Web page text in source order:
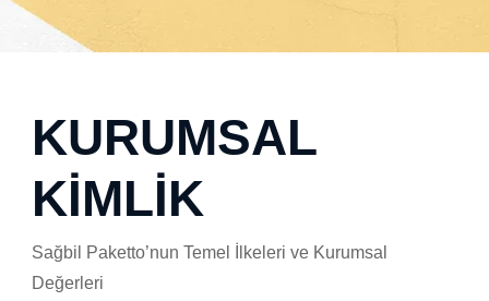
KURUMSAL
KIMLIK
Sağbil Paketto’nun Temel İlkeleri ve Kurumsal
Değerleri